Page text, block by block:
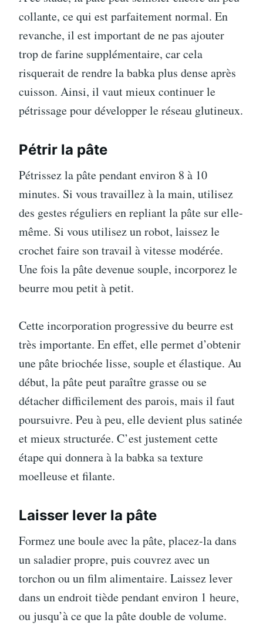
collante, ce qui est parfaitement normal. En
revanche, il est important de ne pas ajouter
trop de farine supplémentaire, car cela
risquerait de rendre la babka plus dense après
cuisson. Ainsi, il vaut mieux continuer le
pétrissage pour développer le réseau glutineux.
Pétrir la pâte
Pétrissez la pâte pendant environ 8 à 10
minutes. Si vous travaillez à la main, utilisez
des gestes réguliers en repliant la pâte sur elle-
même. Si vous utilisez un robot, laissez le
crochet faire son travail à vitesse modérée.
Une fois la pâte devenue souple, incorporez le
beurre mou petit à petit.
Cette incorporation progressive du beurre est
très importante. En effet, elle permet d’obtenir
une pâte briochée lisse, souple et élastique. Au
début, la pâte peut paraître grasse ou se
détacher difficilement des parois, mais il faut
poursuivre. Peu à peu, elle devient plus satinée
et mieux structurée. C’est justement cette
étape qui donnera à la babka sa texture
moelleuse et filante.
Laisser lever la pâte
Formez une boule avec la pâte, placez-la dans
un saladier propre, puis couvrez avec un
torchon ou un film alimentaire. Laissez lever
dans un endroit tiède pendant environ 1 heure,
ou jusqu’à ce que la pâte double de volume.